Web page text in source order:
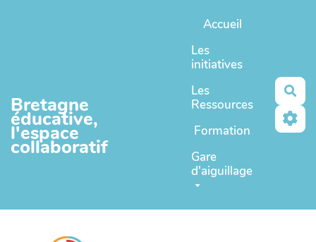
Bretagne
éducative,
l'espace
collaboratif
Accueil
Les
initiatives
Les
Ressources
Formation
Gare
d'aiguillage